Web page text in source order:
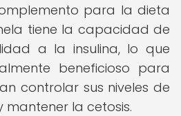
para la dieta
tiene la capacidad de
a la insulina, lo que
beneficioso para
controlar sus niveles de
la cetosis.